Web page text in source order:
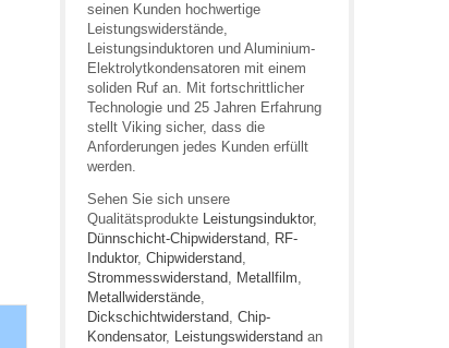
seinen Kunden hochwertige
Leistungswiderstände,
Leistungsinduktoren und Aluminium-
Elektrolytkondensatoren mit einem
soliden Ruf an. Mit fortschrittlicher
Technologie und 25 Jahren Erfahrung
stellt Viking sicher, dass die
Anforderungen jedes Kunden erfüllt
werden.
Sehen Sie sich unsere
Qualitätsprodukte Leistungsinduktor,
Dünnschicht-Chipwiderstand, RF-
Induktor, Chipwiderstand,
Strommesswiderstand, Metallfilm,
Metallwiderstände,
Dickschichtwiderstand, Chip-
Kondensator, Leistungswiderstand an